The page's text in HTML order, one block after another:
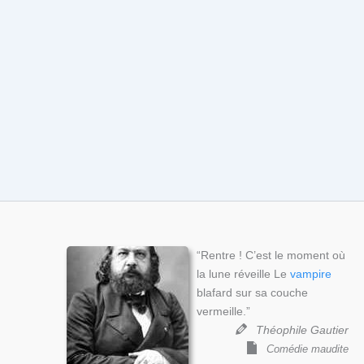
“Rentre ! C’est le moment où
la lune réveille Le vampire
blafard sur sa couche
vermeille.”
Théophile Gautier
Comédie maudite